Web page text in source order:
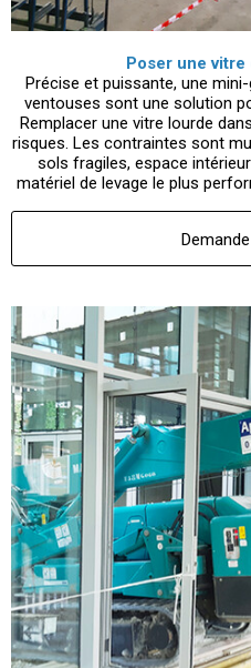
Poser une vitre
Précise et puissante, une
ventouses sont une solution
Remplacer une vitre lourde
risques. Les contraintes sont
sols fragiles, espace
matériel de levage le plus